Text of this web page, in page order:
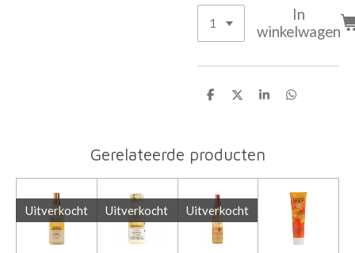
In
winkelwagen
D
D
S
D
Gerelateerde producten
Uitverkocht Uitverkocht Uitverkocht